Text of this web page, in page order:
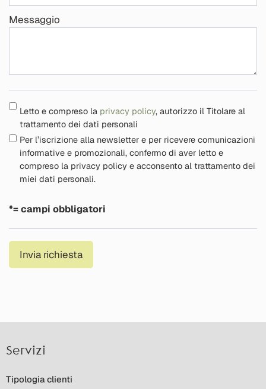
Messaggio
Letto e compreso la privacy policy, autorizzo il Titolare al
trattamento dei dati personali
Per l’iscrizione alla newsletter e per ricevere comunicazioni
informative e promozionali, confermo di aver letto e
compreso la privacy policy e acconsento al trattamento dei
miei dati personali.
*= campi obbligatori
Invia richiesta
Servizi
Tipologia clienti